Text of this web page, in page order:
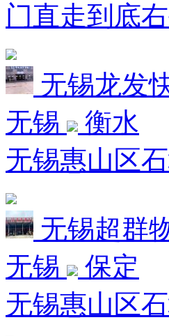
门直走到底
无锡龙发
无锡
衡水
无锡惠山区
无锡超群
无锡
保定
无锡惠山区